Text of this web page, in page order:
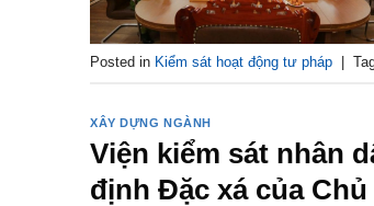
Posted in Kiểm sát hoạt động tư pháp
XÂY DỰNG NGÀNH
Viện kiểm sát nhân
định Đặc xá của